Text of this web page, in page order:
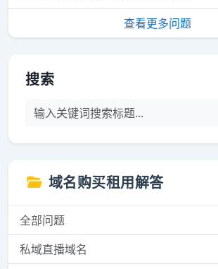
查看更多问题
搜索
域名购买租用解答
全部问题
私域直播域名